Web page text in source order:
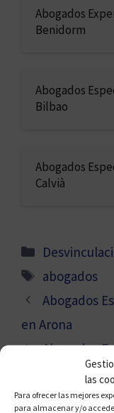
las
Para ofrecer las mejores
para almacenar y/o
Abogados
Benidorm
Abogados
Bilbao
Abogados
Calvià
Categorías
Etiquetas
abogados
Abogados
en Arona
Abogados